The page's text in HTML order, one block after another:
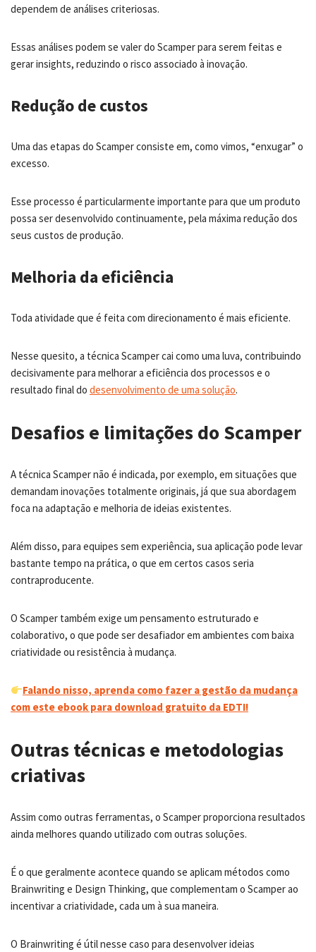
dependem de análises criteriosas.
Essas análises podem se valer do Scamper para serem feitas e
gerar insights, reduzindo o risco associado à inovação.
Redução de custos
Uma das etapas do Scamper consiste em, como vimos, “enxugar” o
excesso.
Esse processo é particularmente importante para que um produto
possa ser desenvolvido continuamente, pela máxima redução dos
seus custos de produção.
Melhoria da eficiência
Toda atividade que é feita com direcionamento é mais eficiente.
Nesse quesito, a técnica Scamper cai como uma luva, contribuindo
decisivamente para melhorar a eficiência dos processos e o
resultado final do desenvolvimento de uma solução.
Desafios e limitações do Scamper
A técnica Scamper não é indicada, por exemplo, em situações que
demandam inovações totalmente originais, já que sua abordagem
foca na adaptação e melhoria de ideias existentes.
Além disso, para equipes sem experiência, sua aplicação pode levar
bastante tempo na prática, o que em certos casos seria
contraproducente.
O Scamper também exige um pensamento estruturado e
colaborativo, o que pode ser desafiador em ambientes com baixa
criatividade ou resistência à mudança.
Falando nisso, aprenda como fazer a gestão da mudança
com este ebook para download gratuito da EDTI!
Outras técnicas e metodologias
criativas
Assim como outras ferramentas, o Scamper proporciona resultados
ainda melhores quando utilizado com outras soluções.
É o que geralmente acontece quando se aplicam métodos como
Brainwriting e Design Thinking, que complementam o Scamper ao
incentivar a criatividade, cada um à sua maneira.
O Brainwriting é útil nesse caso para desenvolver ideias